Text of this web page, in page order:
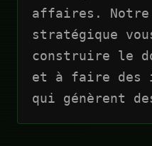
affaires. Notre
stratégique
construire le
et à faire des
qui génèrent